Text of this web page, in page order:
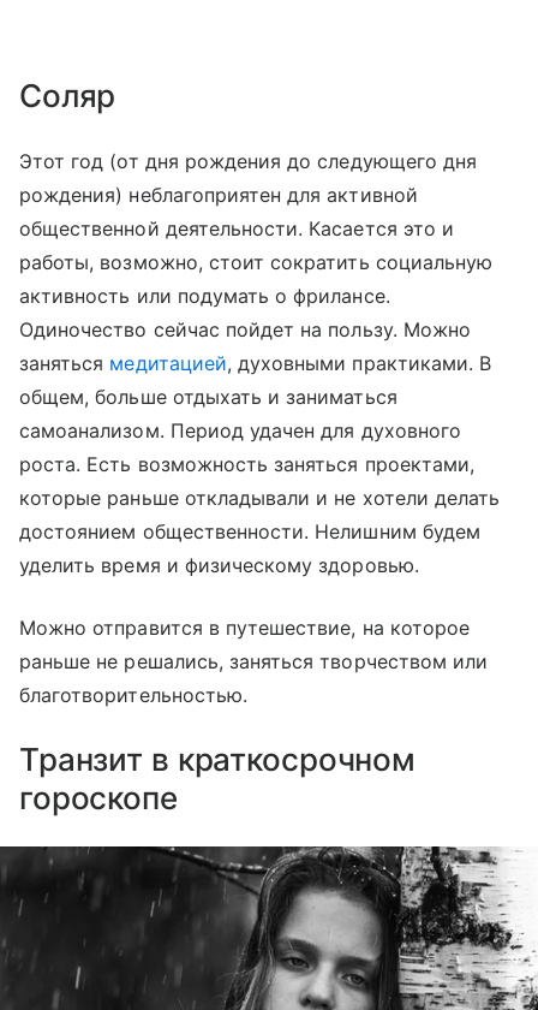
Соляр
Этот год (от дня рождения до следующего дня
рождения) неблагоприятен для активной
общественной деятельности. Касается это и
работы, возможно, стоит сократить социальную
активность или подумать о фрилансе.
Одиночество сейчас пойдет на пользу. Можно
заняться медитацией, духовными практиками. В
общем, больше отдыхать и заниматься
самоанализом. Период удачен для духовного
роста. Есть возможность заняться проектами,
которые раньше откладывали и не хотели делать
достоянием общественности. Нелишним будем
уделить время и физическому здоровью.
Можно отправится в путешествие, на которое
раньше не решались, заняться творчеством или
благотворительностью.
Транзит в краткосрочном
гороскопе